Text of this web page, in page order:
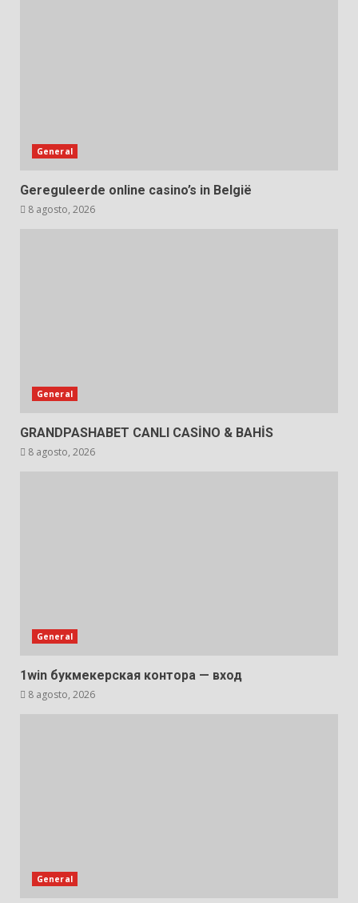
General
Gereguleerde online casino’s in België
8 agosto, 2026
General
GRANDPASHABET CANLI CASİNO & BAHİS
8 agosto, 2026
General
1win букмекерская контора — вход
8 agosto, 2026
General